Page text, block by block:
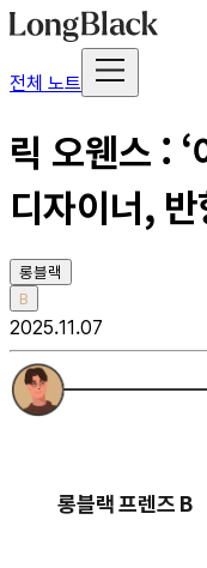
전체 노트
릭 오웬스 :
디자이너,
롱블랙
B
2025.11.07
롱블랙 프렌즈 B